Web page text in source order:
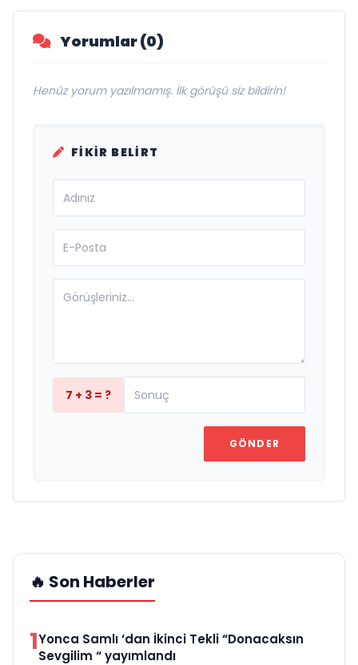
Yorumlar (0)
Henüz yorum yazılmamış. İlk görüşü siz bildirin!
FIKIR BELIRT
7 + 3 = ?
GÖNDER
🔥 Son Haberler
1Yonca Samlı ‘dan İkinci Tekli “Donacaksın
Sevgilim “ yayımlandı